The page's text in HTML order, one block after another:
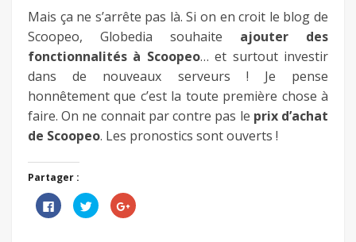
Mais ça ne s’arrête pas là. Si on en croit le blog de
Scoopeo, Globedia souhaite ajouter des
fonctionnalités à Scoopeo… et surtout investir
dans de nouveaux serveurs ! Je pense
honnêtement que c’est la toute première chose à
faire. On ne connait par contre pas le prix d’achat
de Scoopeo. Les pronostics sont ouverts !
Partager :
Cliquez
pour
partager
Cliquez
pour
partager
Cliquez
pour